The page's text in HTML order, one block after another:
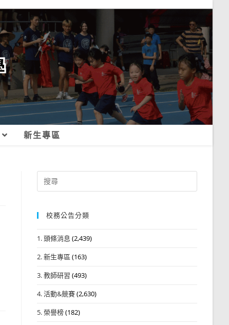
新生專區
Search
for:
校務公告分類
1. 頭條消息 (2,439)
2. 新生專區 (163)
3. 教師研習 (493)
4. 活動&競賽(2,630)
5. 榮譽榜(182)